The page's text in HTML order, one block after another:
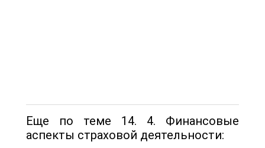
Еще по теме 14. 4. Финансовые
аспекты страховой деятельности: